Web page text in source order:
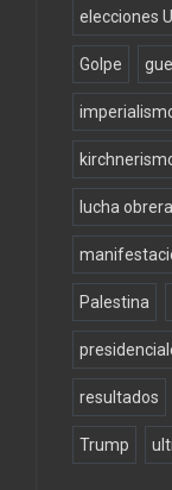
elecciones
Golpe
lucha obrera
Palestina
resultados
Trump